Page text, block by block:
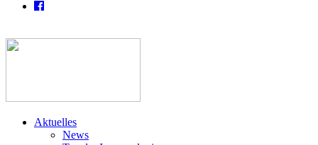
Aktuelles
News